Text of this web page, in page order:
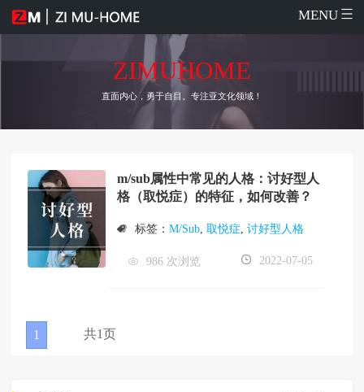
MENU
ZIMUHOME
直面内心，勇于自目。专注亚文化领域！
m/sub属性中常见的人格：讨好型人
格（取悦症）的特征，如何改善？
标签：M/Sub,取悦症,讨好型人格
986 次浏览 2022-07-05
1 共1页